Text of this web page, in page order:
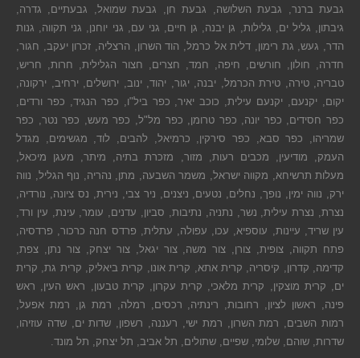
גבעת ברנר, גבעת השלושה, גבעת חן, גבעת שמואל, גבעתיים, גדרה,
גיבתון, גליל ים, גלילות, גן יבנה, גן חיים, גני עם, גני יוחנן, גני תקווה, גנות
הדר, געש, גת רימון, דלית אל כרמל, הוד השרון, הרצליה, זכרון יעקב, חגור,
חדרה, חולון, חורשים, חיפה, חמד, חצרים, חצור הגלילית, חרות, חריש,
טבריה, טירה, טירת הכרמל, יבנה, יגור, יהוד, ינוב, ירושלים, ירחיב, ירקונה,
יקום, יקנעם, יקנעם עילית, כוכב יאיר, כפר ביל"ו, כפר הנגיד, כפר ורדים,
כפר חסידים, כפר יונה, כפר טרומן, כפר מל"ל, כפר מעש, כפר נטר, כפר
שמריהו, כפר סבא, כפר סירקין, כרמיאל, להבים, לוד, מגשימים, מגדל
העמק, מודיעין, מכבים רעות, מזור, מזכרת בתיה, מיתר, מעגן מיכאל,
מעלות תרשיחא, מקווה ישראל, משמר השבעה, מתן, נהריה, נוף הגליל, נווה
ירק, נווה ימין, נופך, נחלים, נטעים, ניצנים, ניר צבי, נירית, נס ציונה, נורדיה,
נצרת, נצרת עילית, נשר, נתניה, נתיבות, סביון, עדנים, עומר, עינת, עין ורד,
עין שריד, עיינות, עוספיא, עכו, עפולה, עתלית, פרדס חנה כרכור, פרדסיה,
פתח תקווה, צופית, צורן, צור משה, צור יגאל, צור יצחק, צור נתן, צפת,
קדימה, קדרון, קיסריה, קרית אתא, קרית אונו, קרית ביאליק, קרית גת, קרית
ים, קרית מוצקין, קרית מלאכי, קרית עקרון, קרית טבעון, ראש העין, ראש
פינה, ראשון לציון, רחובות, רינתיה, רכסים, רמלה, רמת גן, רמת אפעל,
רמות השבים, רמת השרון, רמת ישי, רעננה, רשפון, שדות ים, שדה עוזיהו,
שדרות, שוהם, שלומי, שפיים, שתולים, תל אביב, תל יצחק, תל מונד.